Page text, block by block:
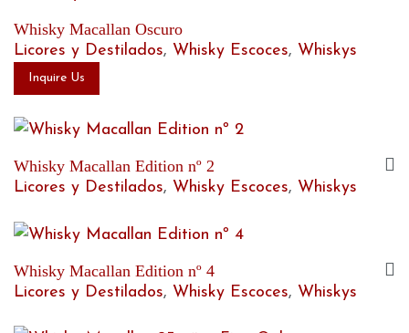
Whisky Macallan Oscuro
Licores y Destilados, Whisky Escoces, Whiskys
Inquire Us
Whisky Macallan Edition nº 2
Licores y Destilados, Whisky Escoces, Whiskys
Whisky Macallan Edition nº 4
Licores y Destilados, Whisky Escoces, Whiskys